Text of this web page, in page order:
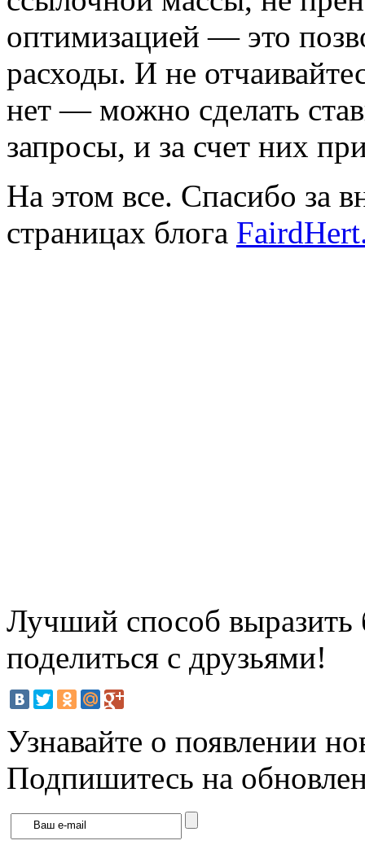
оптимизацией — это
расходы. И не
нет — можно сделать
запросы, и за счет них
На этом все. Спасибо за
страницах блога
Лучший способ выразить
поделиться с друзьями!
Узнавайте о появлении
Подпишитесь на